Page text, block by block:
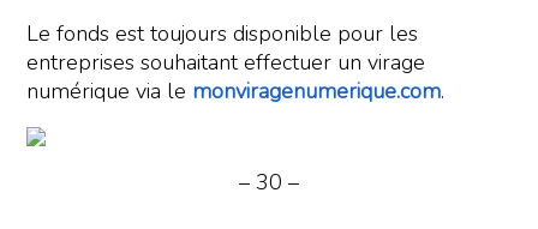
Le fonds est toujours disponible pour les
entreprises souhaitant effectuer un virage
numérique via le monviragenumerique.com.
– 30 –